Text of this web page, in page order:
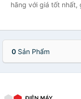
hãng với giá tốt nhất,
0 Sản Phẩm